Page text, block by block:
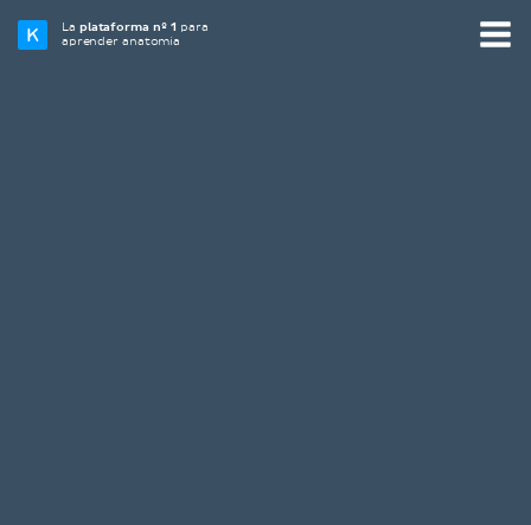
Laplataforma nº 1 para
aprender anatomía